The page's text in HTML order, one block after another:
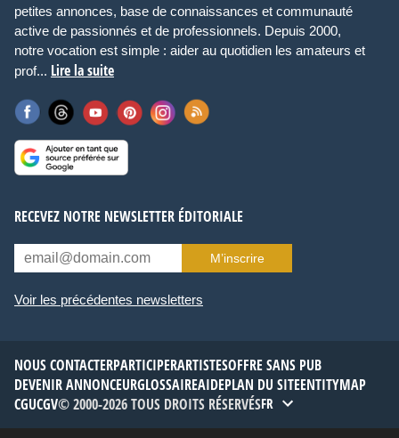
petites annonces, base de connaissances et communauté
active de passionnés et de professionnels. Depuis 2000,
notre vocation est simple : aider au quotidien les amateurs et
prof... Lire la suite
RECEVEZ NOTRE NEWSLETTER ÉDITORIALE
M’inscrire
Voir les précédentes newsletters
NOUS CONTACTERPARTICIPERARTISTESOFFRE SANS PUB
DEVENIR ANNONCEURGLOSSAIREAIDEPLAN DU SITEENTITYMAP
CGUCGV© 2000-2026 TOUS DROITS RÉSERVÉSFR